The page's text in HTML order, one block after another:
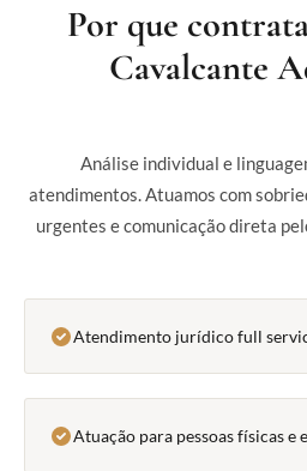
Por que
Cavalcante
Análise individual e
atendimentos. Atuamos com
urgentes e comunicação direta
Atendimento jurídico full
Atuação para pessoas físicas e